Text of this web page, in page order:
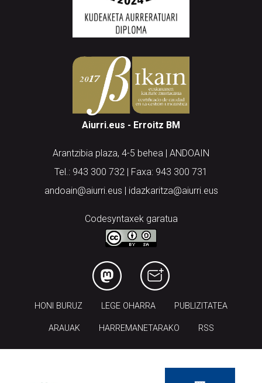
Aiurri.eus - Erroitz BM
Arantzibia plaza, 4-5 behea | ANDOAIN
Tel.: 943 300 732 | Faxa: 943 300 731
andoain@aiurri.eus | idazkaritza@aiurri.eus
Codesyntaxek garatua
HONI BURUZ LEGE OHARRA PUBLIZITATEA
ARAUAK HARREMANETARAKO RSS